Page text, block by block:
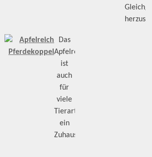
Das
Apfelreich
ist
auch
für
viele
Tierarten
ein
Zuhause.